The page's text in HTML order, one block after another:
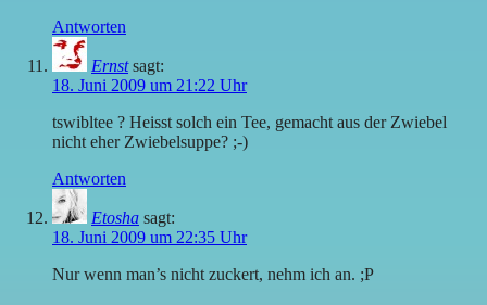
Antworten
Ernst sagt:
18. Juni 2009 um 21:22 Uhr
tswibltee ? Heisst solch ein Tee, gemacht aus der Zwiebel
nicht eher Zwiebelsuppe? ;-)
Antworten
Etosha sagt:
18. Juni 2009 um 22:35 Uhr
Nur wenn man’s nicht zuckert, nehm ich an. ;P